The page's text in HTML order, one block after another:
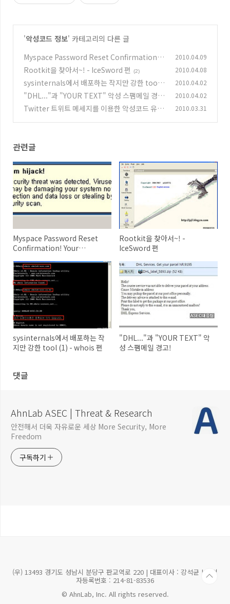
'악성코드 정보' 카테고리의 다른 글
Myspace Password Reset Confirmation! Y
our Support (0)
2010.04.09
Rootkit을 찾아서~! - IceSword 편 (2) 2010.04.08
sysinternals에서 배포하는 작지만 강한 tool
(1) - whois 편 (0)
2010.04.02
"DHL..."과 "YOUR TEXT" 악성 스팸메일 경
고!
(0)
2010.04.02
Twitter 트위트 메세지를 이용한 악성코드 유
2010.03.31
관련글
Myspace Password Reset
Confirmation! Your
Rootkit을 찾아서~! -
IceSword 편
sysinternals에서 배포하는 작
지만 강한 tool (1) - whois 편
"DHL..."과 "YOUR TEXT" 악
성 스팸메일 경고!
댓글
AhnLab ASEC | Threat & Research
안전해서 더욱 자유로운 세상 More Security, More
Freedom
구독하기
(우) 13493 경기도 성남시 분당구 판교역로 220 | 대표이사 : 강석균 | 사업
자등록번호 : 214-81-83536
© AhnLab, Inc. All rights reserved.